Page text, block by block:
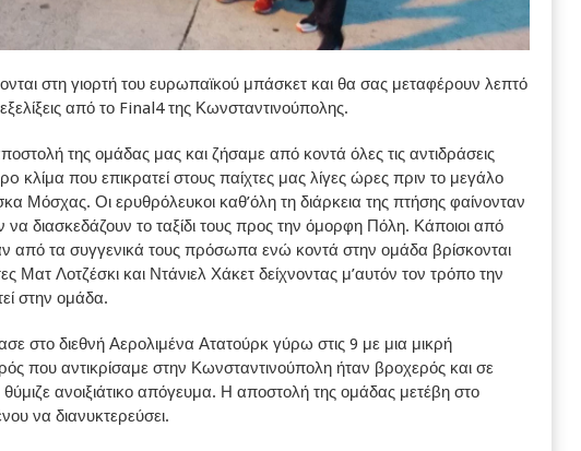
στη γιορτή του ευρωπαϊκού μπάσκετ και θα σας μεταφέρουν λεπτό
από το Final4 της Κωνσταντινούπολης.
της ομάδας μας και ζήσαμε από κοντά όλες τις αντιδράσεις
κλίμα που επικρατεί στους παίχτες μας λίγες ώρες πριν το μεγάλο
Μόσχας. Οι ερυθρόλευκοι καθ’όλη τη διάρκεια της πτήσης φαίνονταν
να διασκεδάζουν το ταξίδι τους προς την όμορφη Πόλη. Κάποιοι από
από τα συγγενικά τους πρόσωπα ενώ κοντά στην ομάδα βρίσκονται
Ματ Λοτζέσκι και Ντάνιελ Χάκετ δείχνοντας μ’αυτόν τον τρόπο την
στην ομάδα.
στο διεθνή Αερολιμένα Ατατούρκ γύρω στις 9 με μια μικρή
που αντικρίσαμε στην Κωνσταντινούπολη ήταν βροχερός και σε
ανοιξιάτικο απόγευμα. Η αποστολή της ομάδας μετέβη στο
να διανυκτερεύσει.